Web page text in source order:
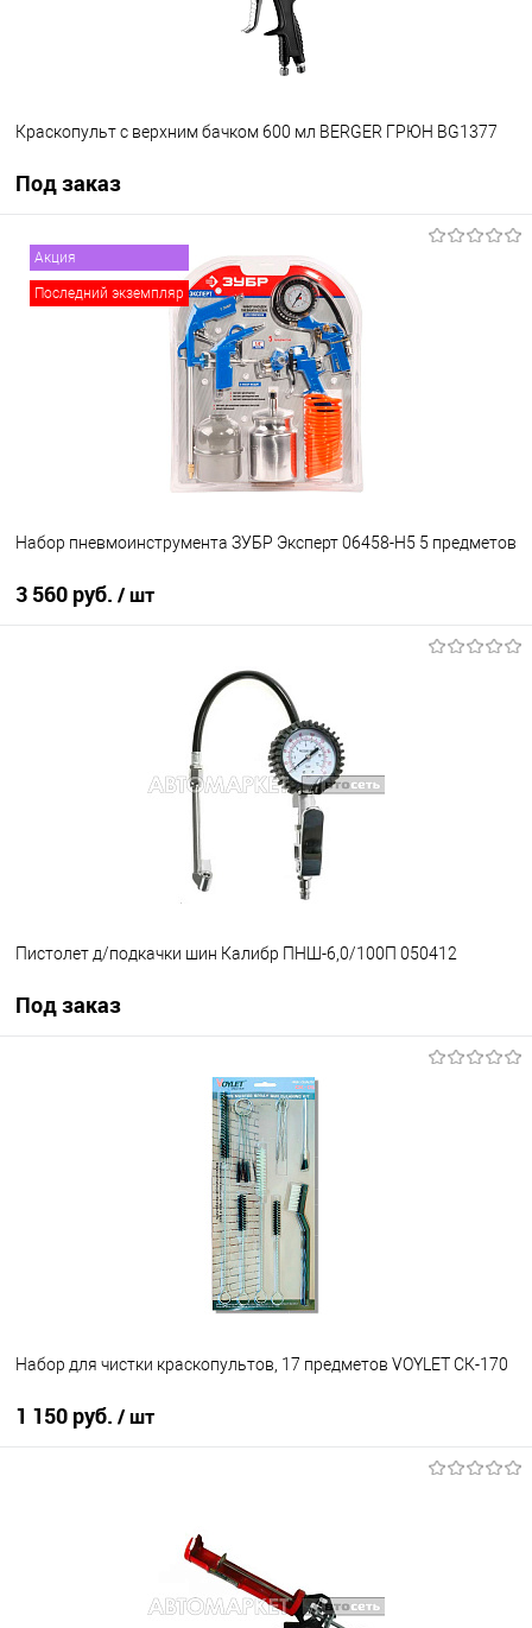
Краскопульт с верхним бачком 600 мл BERGER ГРЮН BG1377
Под заказ
Под заказ
Под заказ
Акция
Последний экземпляр
Набор пневмоинструмента ЗУБР Эксперт 06458-H5 5 предметов
3 560 руб. / шт
В наличии
Пистолет д/подкачки шин Калибр ПНШ-6,0/100П 050412
Под заказ
Под заказ
Набор для чистки краскопультов, 17 предметов VOYLET СК-170
1 150 руб. / шт